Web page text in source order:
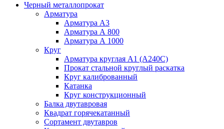
Черный металлопрокат
Арматура
Арматура А3
Арматура А 800
Арматура А 1000
Круг
Арматура круглая А1 (А240C)
Прокат стальной круглый раскатка
Круг калиброванный
Катанка
Круг конструкционный
Балка двутавровая
Квадрат горячекатанный
Сортамент двутавров